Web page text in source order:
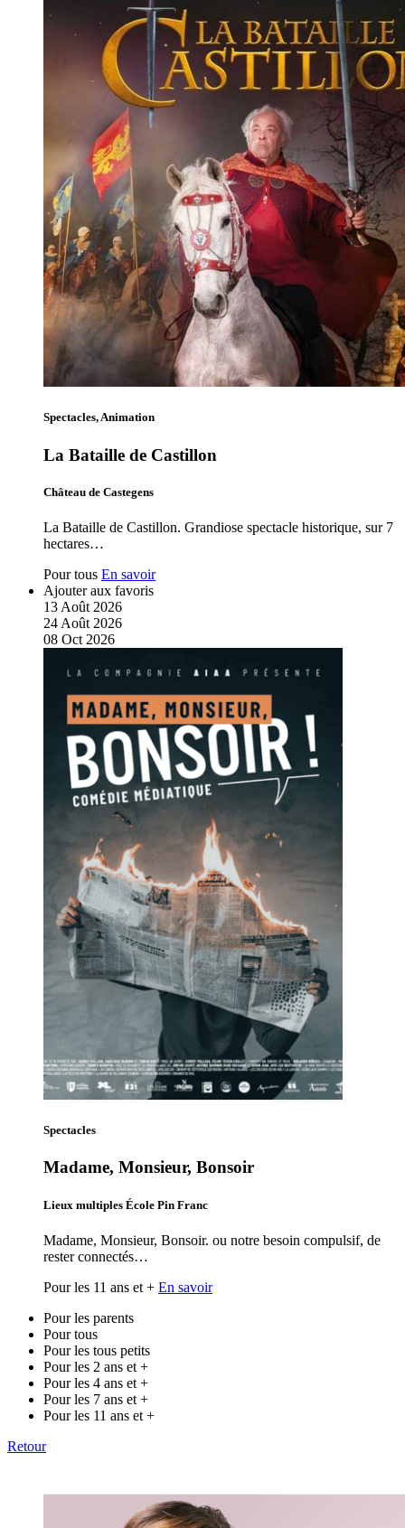
Spectacles, Animation
La Bataille de Castillon
Château de Castegens
La Bataille de Castillon. Grandiose spectacle historique, sur 7
hectares…
Pour tous En savoir
Ajouter aux favoris
13 Août 2026
24 Août 2026
08 Oct 2026
Spectacles
Madame, Monsieur, Bonsoir
Lieux multiples École Pin Franc
Madame, Monsieur, Bonsoir. ou notre besoin compulsif, de
rester connectés…
Pour les 11 ans et + En savoir
Pour les parents
Pour tous
Pour les tous petits
Pour les 2 ans et +
Pour les 4 ans et +
Pour les 7 ans et +
Pour les 11 ans et +
Retour